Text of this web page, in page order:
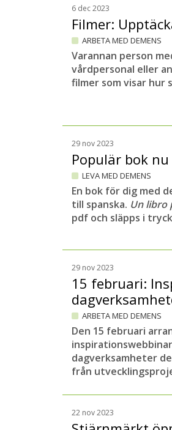
6 dec 2023
Filmer:
ARBETA MED DEMENS
Varannan person
vårdpersonal eller
filmer som visar hur
29 nov 2023
Populär bok
LEVA MED DEMENS
En bok för dig med
till spanska. Un libro
pdf och släpps i
29 nov 2023
15 februari:
ARBETA MED DEMENS
Den 15 februari
dagverksamheter
från
22 nov 2023